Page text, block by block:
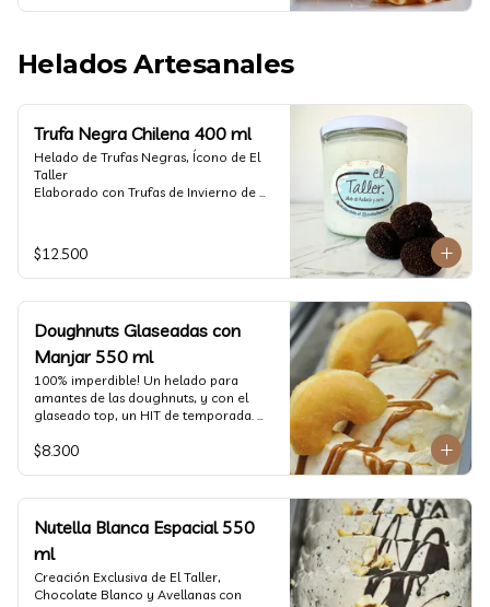
Helados Artesanales
Trufa Negra Chilena 400 ml
Helado de Trufas Negras, Ícono de El
Taller
Elaborado con Trufas de Invierno de
cremoso y con un delicado proceso
para obtener una experiencia
impresionante!! Formato 400 ml
esta Edición es muy Limitada,
aproveche ya de vivir esta fantástica
experiencia!!
Ya disponible en www.eltallerchile.cl
$12.500
Doughnuts Glaseadas con
Manjar 550 ml
100% imperdible! Un helado para
amantes de las doughnuts, y con el
glaseado top, un HIT de temporada.
$8.300
Nutella Blanca Espacial 550
ml
Creación Exclusiva de El Taller,
Chocolate Blanco y Avellanas con